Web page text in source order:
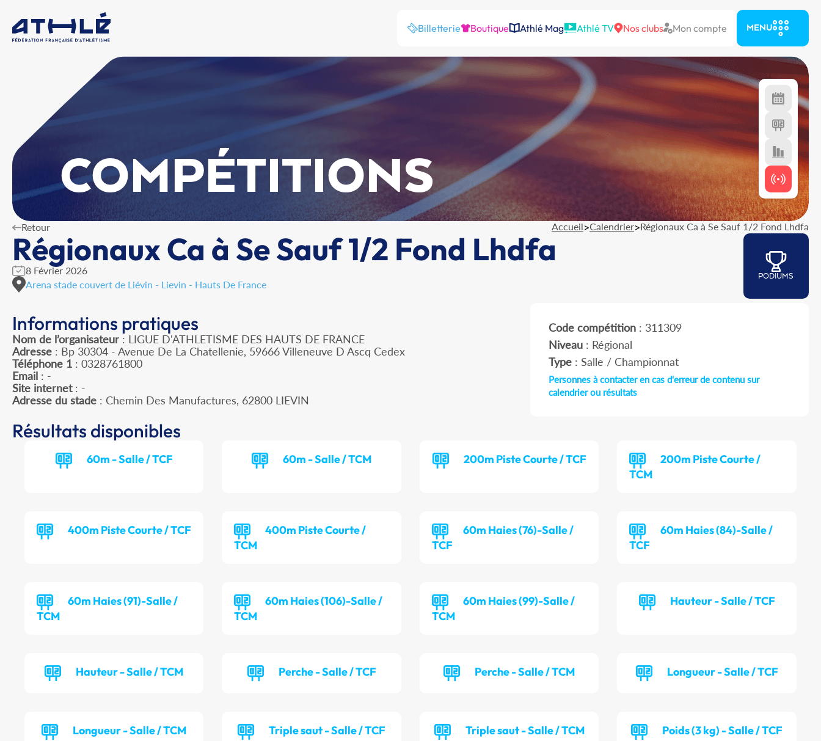
Billetterie Boutique Athlé Mag Athlé TV Nos clubs Mon compte MENU
COMPÉTITIONS
Retour Accueil>Calendrier>Régionaux Ca à Se Sauf 1/2 Fond Lhdfa
Régionaux Ca à Se Sauf 1/2 Fond Lhdfa
8 Février 2026
Arena stade couvert de Liévin - Lievin - Hauts De France
PODIUMS
Informations pratiques
Nom de l’organisateur : LIGUE D'ATHLETISME DES HAUTS DE FRANCE
Adresse : Bp 30304 - Avenue De La Chatellenie, 59666 Villeneuve D Ascq Cedex
Téléphone 1 : 0328761800
Email : -
Site internet: -
Adresse du stade : Chemin Des Manufactures, 62800 LIEVIN
Code compétition: 311309
Niveau: Régional
Type: Salle / Championnat
Personnes à contacter en cas d'erreur de contenu sur
calendrier ou résultats
Résultats disponibles
60m - Salle / TCF 60m - Salle / TCM 200m Piste Courte / TCF
200m Piste Courte /
TCM
400m Piste Courte / TCF
400m Piste Courte /
TCM
60m Haies (76)-Salle /
TCF
60m Haies (84)-Salle /
TCF
60m Haies (91)-Salle /
TCM
60m Haies (106)-Salle /
TCM
60m Haies (99)-Salle /
TCM
Hauteur - Salle / TCF
Hauteur - Salle / TCM Perche - Salle / TCF Perche - Salle / TCM Longueur - Salle / TCF
Longueur - Salle / TCM Triple saut - Salle / TCF Triple saut - Salle / TCM Poids (3 kg) - Salle / TCF